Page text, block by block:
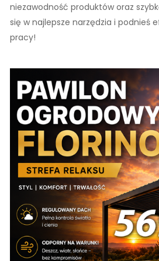
niezawodność produktów oraz
się w najlepsze narzędzia i podnieś
pracy!